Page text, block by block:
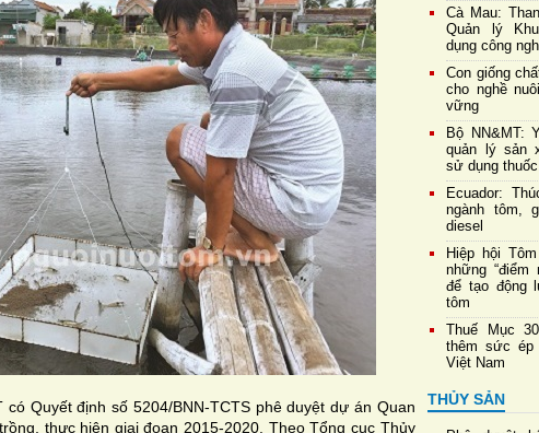
có Quyết định số 5204/BNN-TCTS phê duyệt dự án Quan
thực hiện giai đoạn 2015-2020. Theo Tổng cục Thủy
Giá tôm
Doanh
mức cao
đồng/kg
Cà Mau:
Quản lý
dụng công
Con giống
cho nghề
vững
Bộ NN&MT:
quản lý sản
sử dụng
Ecuador:
ngành tôm,
diesel
Hiệp hội
những “điểm
để tạo động
tôm
Thuế Mục
thêm sức ép
Việt Nam
THỦY SẢN